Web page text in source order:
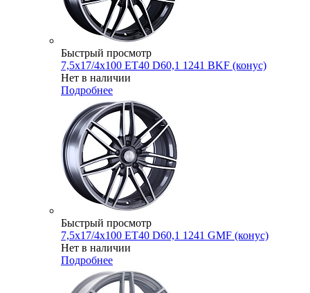
Быстрый просмотр
7,5x17/4x100 ET40 D60,1 1241 BKF (конус)
Нет в наличии
Подробнее
Быстрый просмотр
7,5x17/4x100 ET40 D60,1 1241 GMF (конус)
Нет в наличии
Подробнее